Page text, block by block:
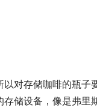
对存储咖啡的瓶子
储设备，像是弗里